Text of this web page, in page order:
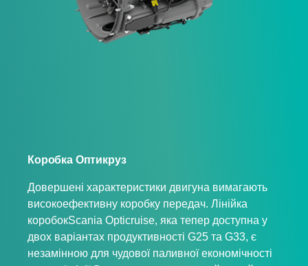
Коробка Оптикруз
Довершені характеристики двигуна вимагають
високоефективну коробку передач. Лінійка
коробокScania Opticruise, яка тепер доступна у
двох варіантах продуктивності G25 та G33, є
незамінною для чудової паливної економічності